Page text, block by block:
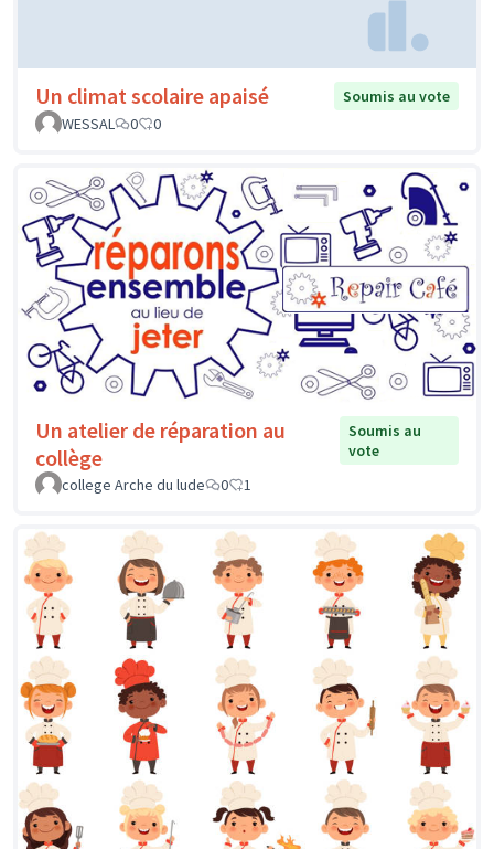
Un climat scolaire apaisé
Soumis au vote
WESSAL
0 0
Un atelier de réparation au
collège
Soumis au
vote
college Arche du lude
0 1